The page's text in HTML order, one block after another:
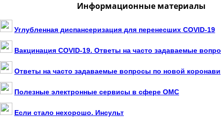
Информационные материалы
Углубленная диспансеризация для перенесших COVID-19
Вакцинация COVID-19. Ответы на часто задаваемые
Ответы на часто задаваемые вопросы по новой
Полезные электронные сервисы в сфере ОМС
Если стало нехорошо. Инсульт